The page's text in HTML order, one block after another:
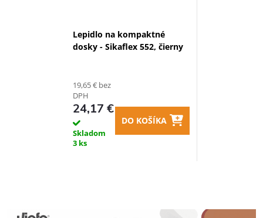
Lepidlo na kompaktné
dosky - Sikaflex 552, čierny
19,65 € bez
DPH
24,17 €
Skladom
3 ks
DO KOŠÍKA